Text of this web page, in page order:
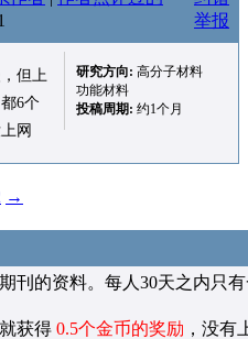
举报
但上
6个
网
研究方向: 高分子材料
功能材料
投稿周期: 约1个月
→
刊的资料。每人30天之内只
获得 0.5个金币的奖励 ，没有